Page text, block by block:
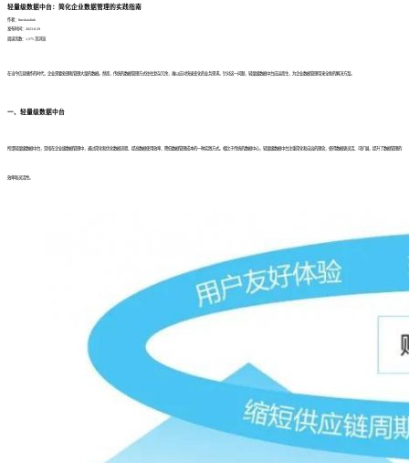
轻量级数据中台：简化企业数据管理的实践指南
作者：finedatalink
发布时间：2023.8.29
阅读次数：1,575 次浏览
在当今信息爆炸的时代，企业需要处理和管理大量的数据。然而，传统的数据管理方式往往复杂冗余，难以应对快速变化的业务需求。针对这一问题，轻量级数据中台应运而生，为企业数据管理带来全新的解决方案。
一、轻量级数据中台
所谓轻量级数据中台，是指在企业级数据管理中，通过简化和优化数据流程、提高数据使用效率、降低数据管理成本的一种实践方式。相比于传统的数据中心，轻量级数据中台注重简化和自治的理念，使得数据更灵活、可扩展，提升了数据管理的
效率和灵活性。